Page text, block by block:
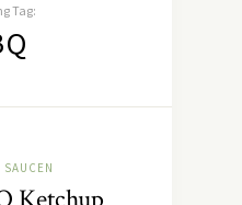
Tag:
SAUCEN